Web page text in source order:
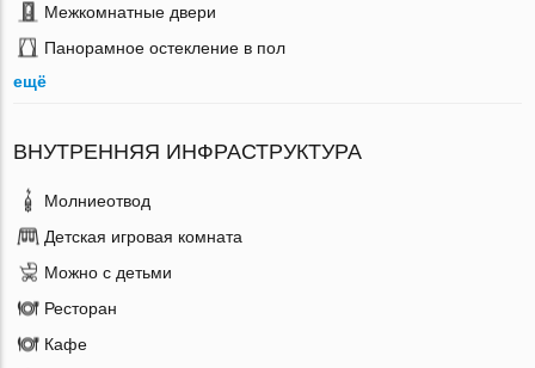
Межкомнатные двери
Панорамное остекление в пол
ещё
ВНУТРЕННЯЯ ИНФРАСТРУКТУРА
Молниеотвод
Детская игровая комната
Можно с детьми
Ресторан
Кафе